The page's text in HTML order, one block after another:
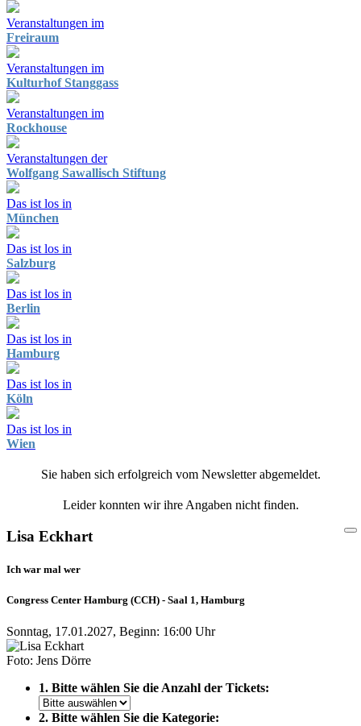
Veranstaltungen im
Freiraum
Veranstaltungen im
Kulturhof Stanggass
Veranstaltungen im
Rockhouse
Veranstaltungen der
Wolfgang Sawallisch Stiftung
Das ist los in
München
Das ist los in
Salzburg
Das ist los in
Berlin
Das ist los in
Hamburg
Das ist los in
Köln
Das ist los in
Wien
Sie haben sich erfolgreich vom Newsletter abgemeldet.
Leider konnten wir ihre Angaben nicht finden.
Lisa Eckhart
Ich war mal wer
Congress Center Hamburg (CCH) - Saal 1, Hamburg
Sonntag, 17.01.2027, Beginn: 16:00 Uhr
Foto: Jens Dörre
1. Bitte wählen Sie die Anzahl der Tickets:
2. Bitte wählen Sie die Kategorie: